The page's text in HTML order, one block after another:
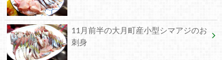
11月前半の大月町産小型シマアジのお
刺身